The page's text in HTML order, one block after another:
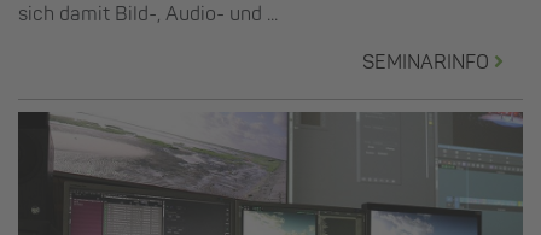
sich damit Bild-, Audio- und ...
SEMINARINFO